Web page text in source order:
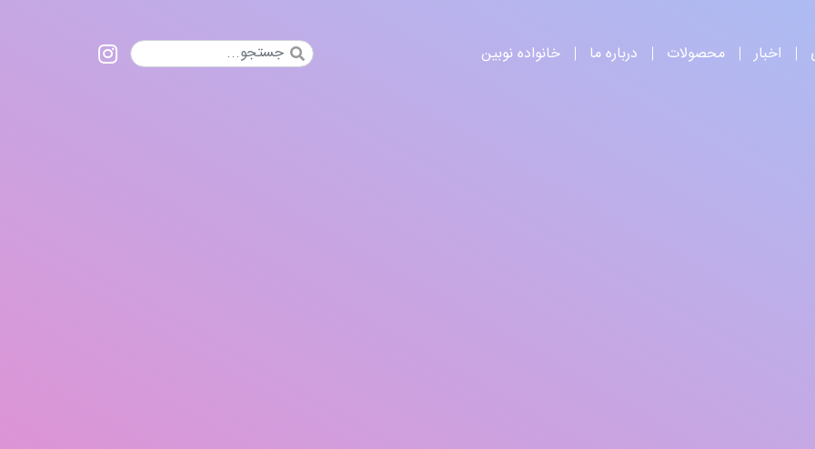
اخبار محصولات درباره ما خانواده نوبین